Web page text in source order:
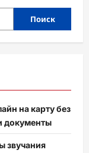
Поиск
на карту без
документы
звучания